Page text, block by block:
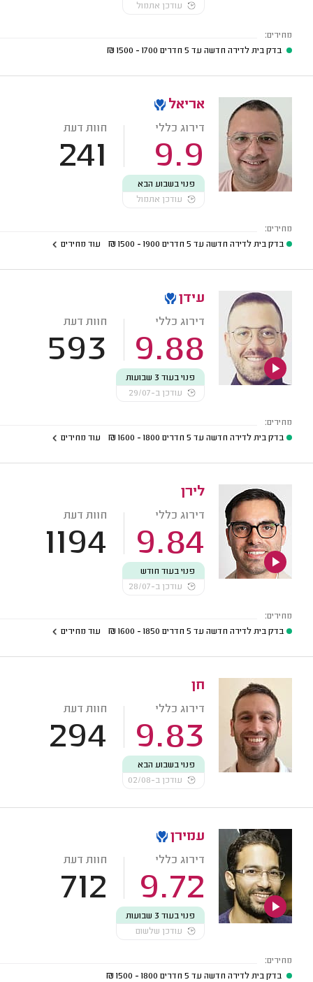
עודכן אתמול
מחירים:
בדק בית לדירה חדשה עד 5 חדרים
1700 - 1500
₪
אריאל
דירוג כללי
9.9
חוות דעת
241
פנוי בשבוע הבא
עודכן אתמול
מחירים:
בדק בית לדירה חדשה עד 5 חדרים
1900 - 1500
₪ עוד מחירים
עידן
דירוג כללי
9.88
חוות דעת
593
פנוי בעוד 3 שבועות
עודכן ב-29/07
מחירים:
בדק בית לדירה חדשה עד 5 חדרים
1800 - 1600
₪ עוד מחירים
לירן
דירוג כללי
9.84
חוות דעת
1194
פנוי בעוד חודש
עודכן ב-28/07
מחירים:
בדק בית לדירה חדשה עד 5 חדרים
1850 - 1600
₪ עוד מחירים
חן
דירוג כללי
9.83
חוות דעת
294
פנוי בשבוע הבא
עודכן ב-02/08
עמירן
דירוג כללי
9.72
חוות דעת
712
פנוי בעוד 3 שבועות
עודכן שלשום
מחירים:
בדק בית לדירה חדשה עד 5 חדרים
1800 - 1500
₪